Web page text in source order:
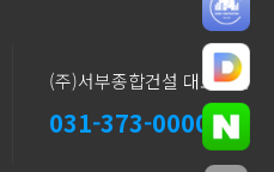
(주)서부종합건설 대표전화
031-373-0000